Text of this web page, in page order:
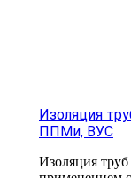
Изоляция
ППМи, ВУС
Изоляция труб